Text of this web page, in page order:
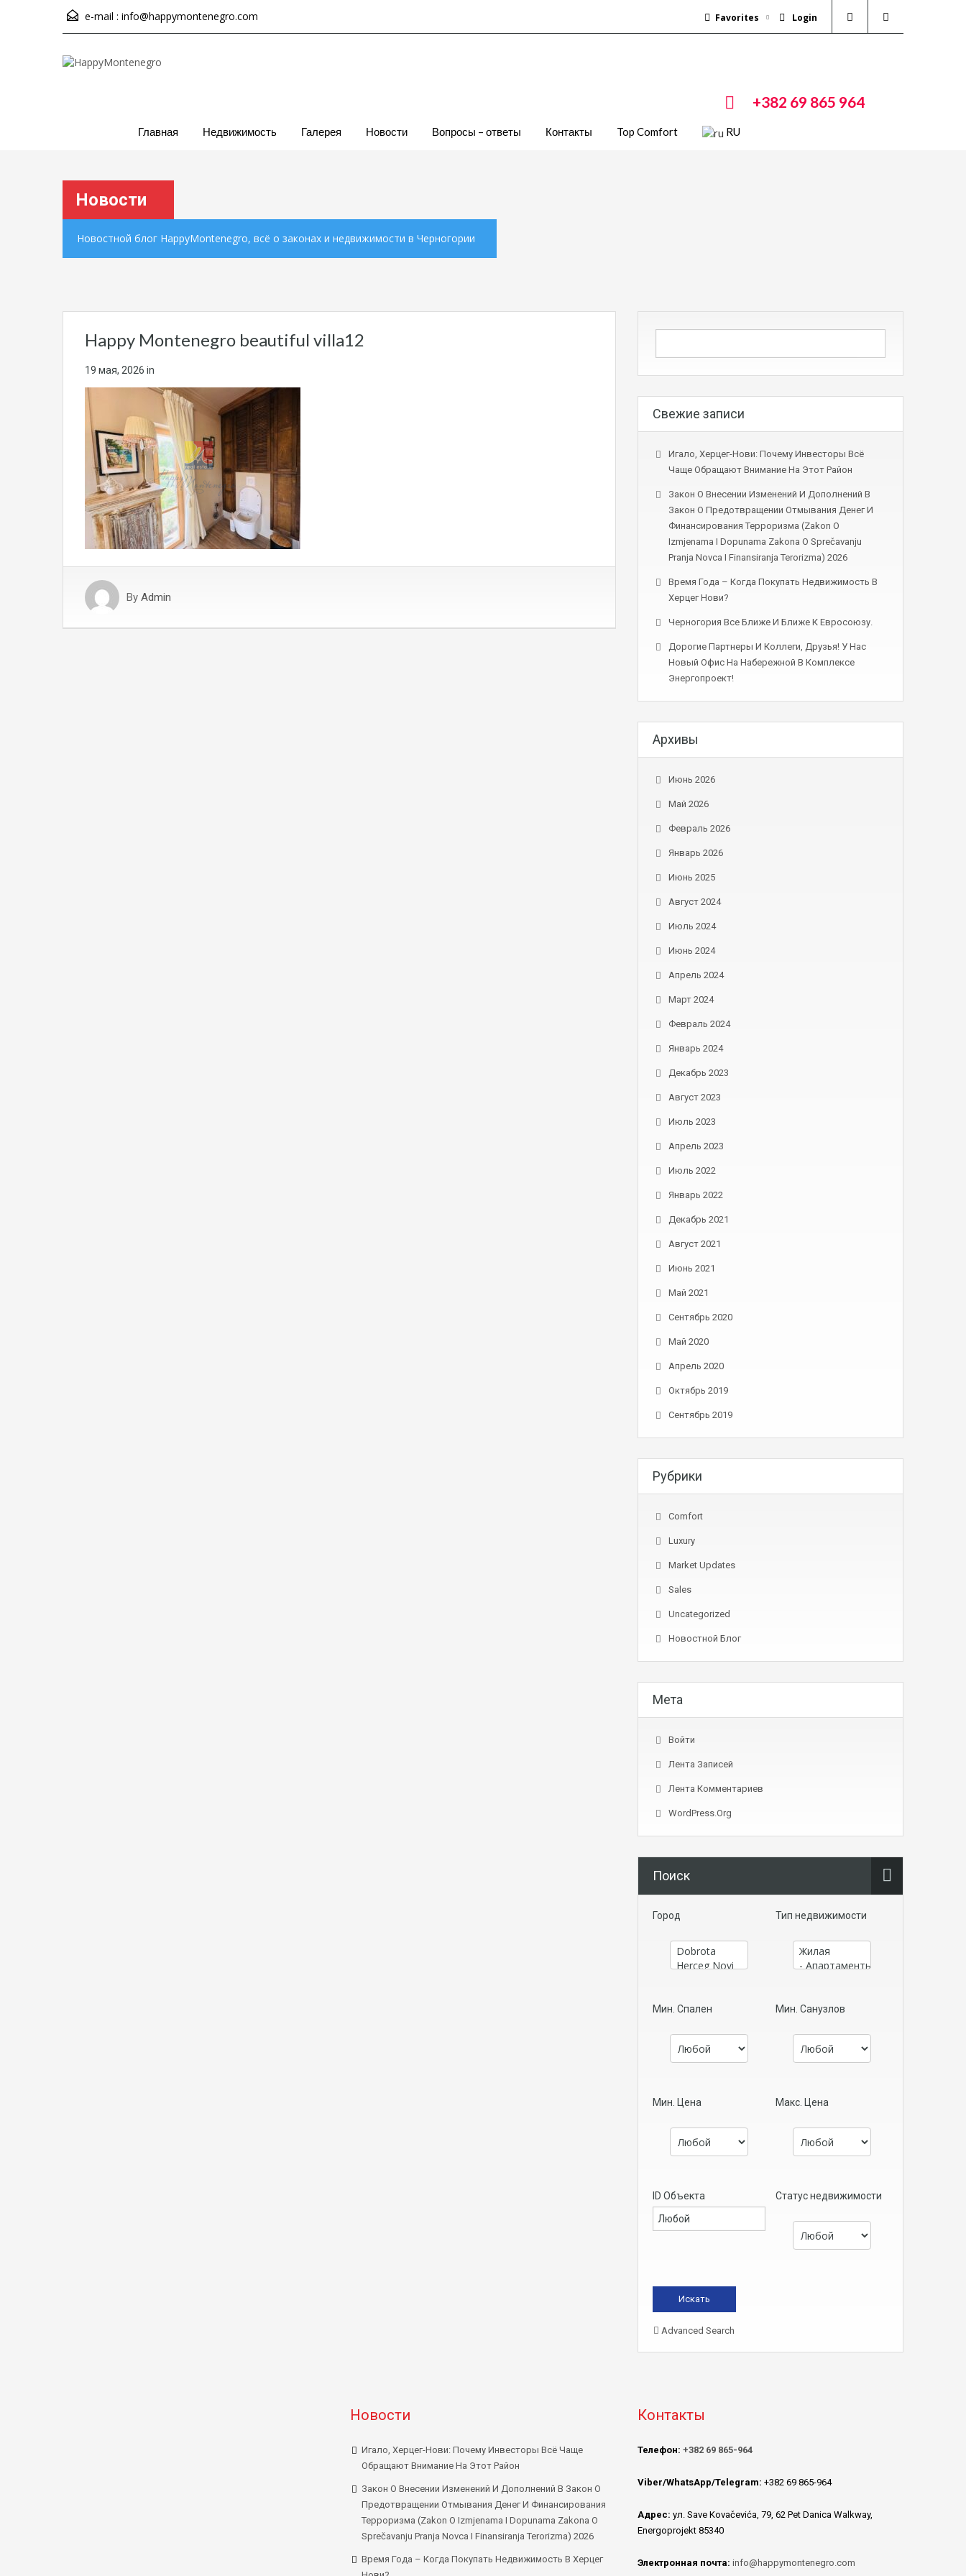
e-mail : info@happymontenegro.com Favorites Login
+382 69 865 964
Главная Недвижимость Галерея Новости Вопросы – ответы Контакты Top Comfort RU
Новости
Новостной блог HappyMontenegro, всё о законах и недвижимости в Черногории
Happy Montenegro beautiful villa12
19 мая, 2026 in
By Admin
Свежие записи
Игало, Херцег-Нови: Почему Инвесторы Всё
Чаще Обращают Внимание На Этот Район
Закон О Внесении Изменений И Дополнений В
Закон О Предотвращении Отмывания Денег И
Финансирования Терроризма (Zakon O
Izmjenama I Dopunama Zakona O Sprečavanju
Pranja Novca I Finansiranja Terorizma) 2026
Время Года – Когда Покупать Недвижимость В
Херцег Нови?
Черногория Все Ближе И Ближе К Евросоюзу.
Дорогие Партнеры И Коллеги, Друзья! У Нас
Новый Офис На Набережной В Комплексе
Энергопроект!
Архивы
Июнь 2026
Май 2026
Февраль 2026
Январь 2026
Июнь 2025
Август 2024
Июль 2024
Июнь 2024
Апрель 2024
Март 2024
Февраль 2024
Январь 2024
Декабрь 2023
Август 2023
Июль 2023
Апрель 2023
Июль 2022
Январь 2022
Декабрь 2021
Август 2021
Июнь 2021
Май 2021
Сентябрь 2020
Май 2020
Апрель 2020
Октябрь 2019
Сентябрь 2019
Рубрики
Comfort
Luxury
Market Updates
Sales
Uncategorized
Новостной Блог
Мета
Войти
Лента Записей
Лента Комментариев
WordPress.org
Поиск
Город Тип недвижимости
Мин. Спален Мин. Санузлов
Мин. Цена Макс. Цена
ID Объекта Статус недвижимости
Advanced Search
Новости
Игало, Херцег-Нови: Почему Инвесторы Всё Чаще
Обращают Внимание На Этот Район
Закон О Внесении Изменений И Дополнений В Закон О
Предотвращении Отмывания Денег И Финансирования
Терроризма (Zakon O Izmjenama I Dopunama Zakona O
Sprečavanju Pranja Novca I Finansiranja Terorizma) 2026
Время Года – Когда Покупать Недвижимость В Херцег
Контакты
Телефон: +382 69 865-964
Viber/WhatsApp/Telegram: +382 69 865-964
Адрес: ул. Save Kovačevića, 79, 62 Pet Danica Walkway,
Energoprojekt 85340
Электронная почта: info@happymontenegro.com